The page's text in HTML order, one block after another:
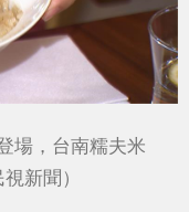
場，台南糯夫米
新聞）